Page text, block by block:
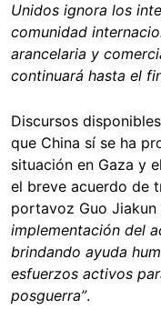
Unidos ignora los
comunidad
arancelaria y
continuará hasta el
Discursos
que China sí se ha
situación en Gaza y
el breve acuerdo de
portavoz Guo Jiakun
implementación del
brindando ayuda
esfuerzos activos
posguerra”.